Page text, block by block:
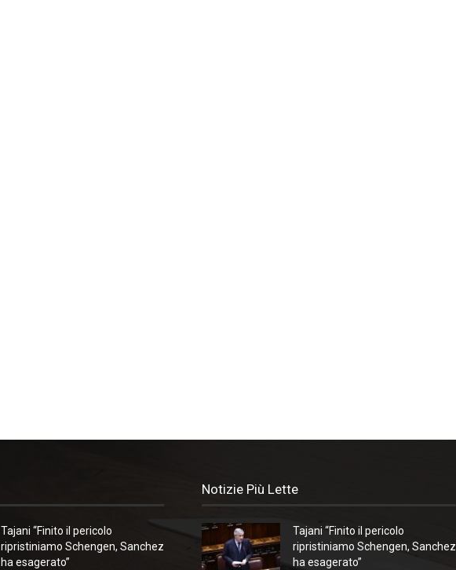
Tajani “Finito il pericolo
ripristiniamo Schengen, Sanchez
ha esagerato”
Notizie Più Lette
Tajani “Finito il pericolo
ripristiniamo Schengen, Sanchez
ha esagerato”